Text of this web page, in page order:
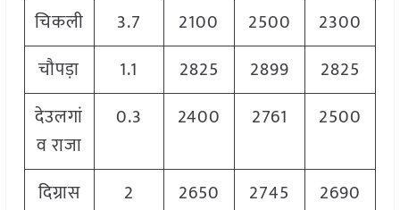
चिकली 3.7 2100 2500
2300
चौपड़ा
1.1 2825 2899
2825
देउलगां
व राजा
0.3 2400 2761 2500
दिग्रास 2 2650 2745
2690